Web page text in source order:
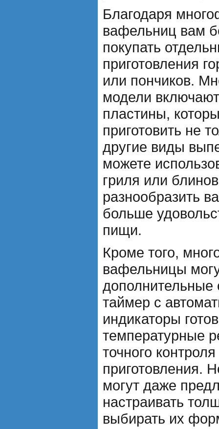
Благодаря
вафельниц вам
покупать
приготовления
или пончиков.
модели
пластины,
приготовить не
другие виды
можете
гриля или
разнообразить
больше
пищи.
Кроме того,
вафельницы
дополнительные
таймер с
индикаторы
температурные
точного
приготовления.
могут даже
настраивать
выбирать их